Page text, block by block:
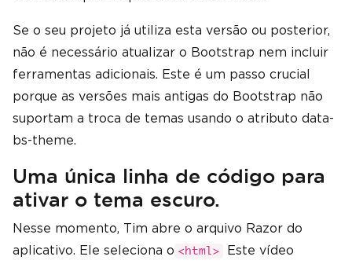
Se o seu projeto já utiliza esta versão ou posterior,
não é necessário atualizar o Bootstrap nem incluir
ferramentas adicionais. Este é um passo crucial
porque as versões mais antigas do Bootstrap não
suportam a troca de temas usando o atributo data-
bs-theme.
Uma única linha de código para
ativar o tema escuro.
Nesse momento, Tim abre o arquivo Razor do
aplicativo. Ele seleciona o <html>
Este vídeo